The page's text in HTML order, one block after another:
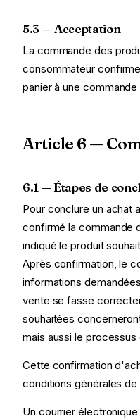
5.3 — Acceptation
La commande des
consommateur
panier à une
Article 6 —
6.1 — Étapes de
Pour conclure un achat
confirmé la commande
indiqué le produit
Après confirmation, le
informations
vente se fasse
souhaitées
mais aussi le processus
Cette confirmation
conditions générales de
Un courrier